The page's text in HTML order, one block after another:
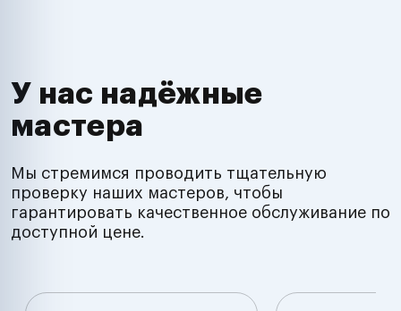
У нас надёжные
мастера
Мы стремимся проводить тщательную
проверку наших мастеров, чтобы
гарантировать качественное обслуживание по
доступной цене.